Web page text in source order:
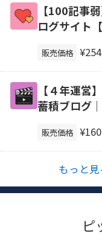
【100記事
ログサイト
販売価格
【４年運営
蓄積ブログ
販売価格
もっと見
ピ